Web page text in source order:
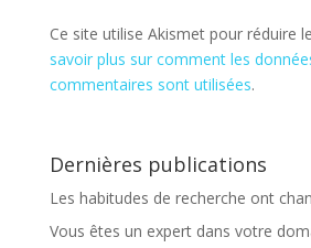
Ce site utilise Akismet pour réduire
savoir plus sur comment les
commentaires sont utilisées.
Dernières publications
Les habitudes de recherche ont
Vous êtes un expert dans votre